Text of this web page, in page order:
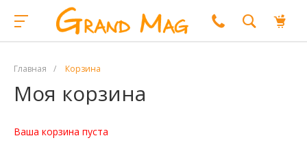
Главная / Корзина
Моя корзина
Ваша корзина пуста